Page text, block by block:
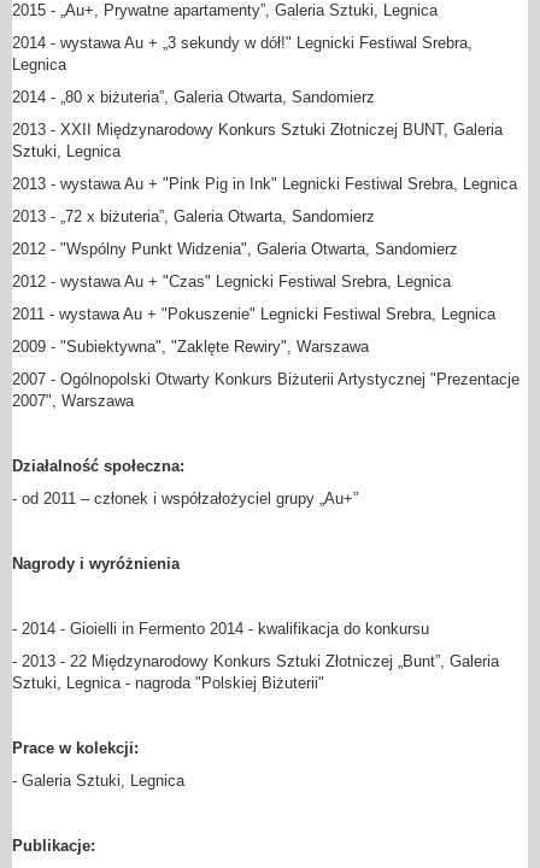
2015 - „Au+, Prywatne apartamenty”, Galeria Sztuki, Legnica
2014 - wystawa Au + „3 sekundy w dół!" Legnicki Festiwal Srebra,
Legnica
2014 - „80 x biżuteria”, Galeria Otwarta, Sandomierz
2013 - XXII Międzynarodowy Konkurs Sztuki Złotniczej BUNT, Galeria
Sztuki, Legnica
2013 - wystawa Au + "Pink Pig in Ink" Legnicki Festiwal Srebra, Legnica
2013 - „72 x biżuteria”, Galeria Otwarta, Sandomierz
2012 - "Wspólny Punkt Widzenia", Galeria Otwarta, Sandomierz
2012 - wystawa Au + "Czas" Legnicki Festiwal Srebra, Legnica
2011 - wystawa Au + "Pokuszenie" Legnicki Festiwal Srebra, Legnica
2009 - "Subiektywna", "Zaklęte Rewiry", Warszawa
2007 - Ogólnopolski Otwarty Konkurs Biżuterii Artystycznej "Prezentacje
2007", Warszawa
Działalność społeczna:
- od 2011 – członek i współzałożyciel grupy „Au+”
Nagrody i wyróżnienia
- 2014 - Gioielli in Fermento 2014 - kwalifikacja do konkursu
- 2013 - 22 Międzynarodowy Konkurs Sztuki Złotniczej „Bunt”, Galeria
Sztuki, Legnica - nagroda "Polskiej Biżuterii"
Prace w kolekcji:
- Galeria Sztuki, Legnica
Publikacje: